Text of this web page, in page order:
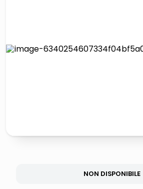
pattumiera raccolta differenziata
NON DISPONIBILE